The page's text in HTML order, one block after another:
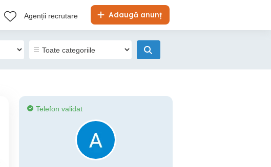
Adaugă anunț
Agenții recrutare
Telefon validat